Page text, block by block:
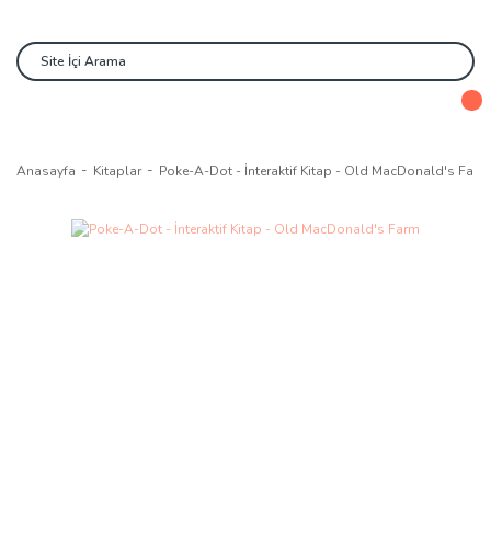
Anasayfa Kitaplar Poke-A-Dot - İnteraktif Kitap - Old MacDonald's Farm